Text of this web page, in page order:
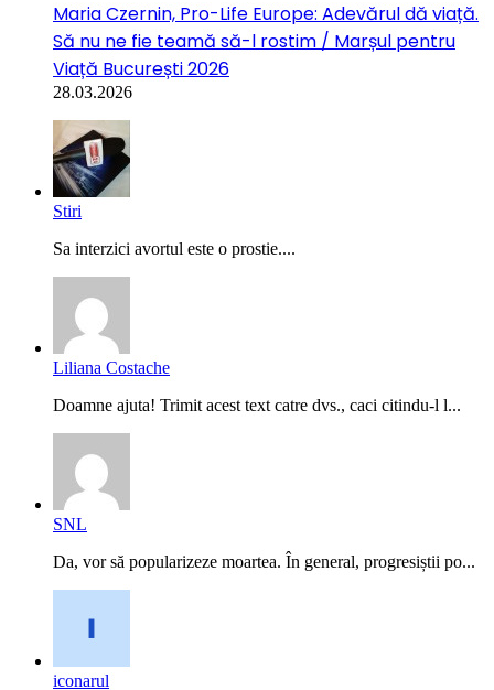
Maria Czernin, Pro-Life Europe: Adevărul dă viață.
Să nu ne fie teamă să-l rostim / Marșul pentru
Viață București 2026
28.03.2026
Stiri
Sa interzici avortul este o prostie....
Liliana Costache
Doamne ajuta! Trimit acest text catre dvs., caci citindu-l l...
SNL
Da, vor să popularizeze moartea. În general, progresiștii po...
iconarul